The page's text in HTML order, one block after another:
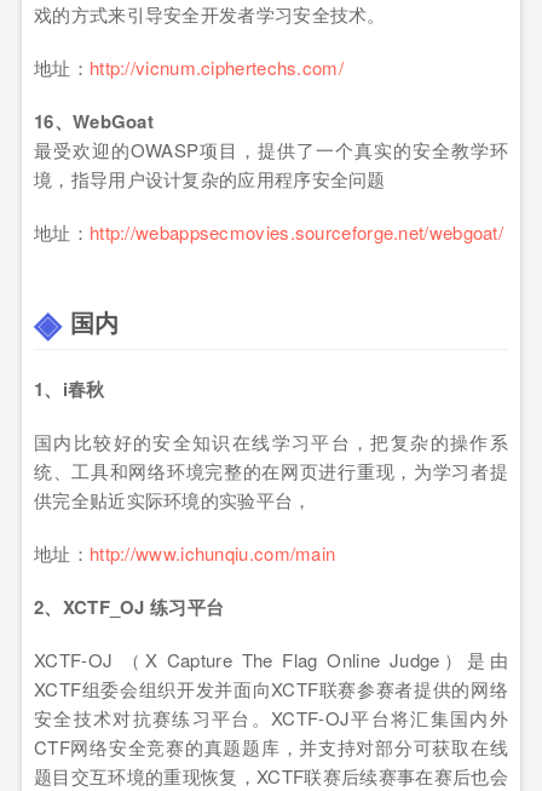
戏的方式来引导安全开发者学习安全技术。
地址： http://vicnum.ciphertechs.com/
16、WebGoat
最受欢迎的OWASP项目，提供了一个真实的安全教学环
境，指导用户设计复杂的应用程序安全问题
地址： http://webappsecmovies.sourceforge.net/webgoat/
国内
1、 i春秋
国内比较好的安全知识在线学习平台，把复杂的操作系
统、工具和网络环境完整的在网页进行重现，为学习者提
供完全贴近实际环境的实验平台，
地址： http://www.ichunqiu.com/main
2、XCTF_OJ 练习平台
XCTF-OJ （X Capture The Flag Online Judge）是由
XCTF组委会组织开发并面向XCTF联赛参赛者提供的网络
安全技术对抗赛练习平台。XCTF-OJ平台将汇集国内外
CTF网络安全竞赛的真题题库，并支持对部分可获取在线
题目交互环境的重现恢复，XCTF联赛后续赛事在赛后也会